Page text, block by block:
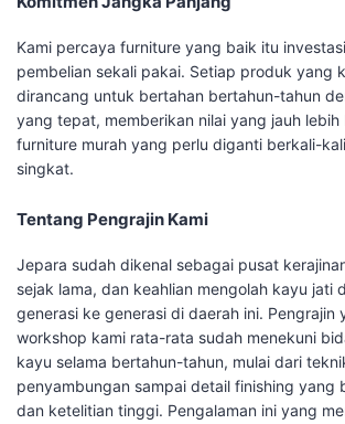
Kami percaya furniture yang baik itu
pembelian sekali pakai. Setiap produk yang
dirancang untuk bertahan bertahun-tahun
yang tepat, memberikan nilai yang jauh
furniture murah yang perlu diganti berkali-
singkat.
Tentang Pengrajin Kami
Jepara sudah dikenal sebagai pusat
sejak lama, dan keahlian mengolah kayu jati
generasi ke generasi di daerah ini. Pengrajin
workshop kami rata-rata sudah menekuni
kayu selama bertahun-tahun, mulai dari
penyambungan sampai detail finishing yang
dan ketelitian tinggi. Pengalaman ini yang